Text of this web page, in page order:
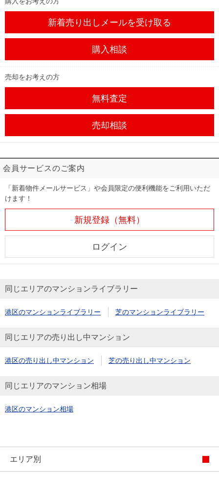
新着売り出しメールを受け取る
購入相談
売却をお考えの方
無料査定
売却相談
会員サービスのご案内
「新着物件メールサービス」や会員限定の便利機能をご利用いただ
けます！
新規登録（無料）
ログイン
同じエリアのマンションライブラリー
港区のマンションライブラリー 芝のマンションライブラリー
同じエリアの売り出し中マンション
港区の売り出し中マンション 芝の売り出し中マンション
同じエリアのマンション相場
港区のマンション相場
エリア別